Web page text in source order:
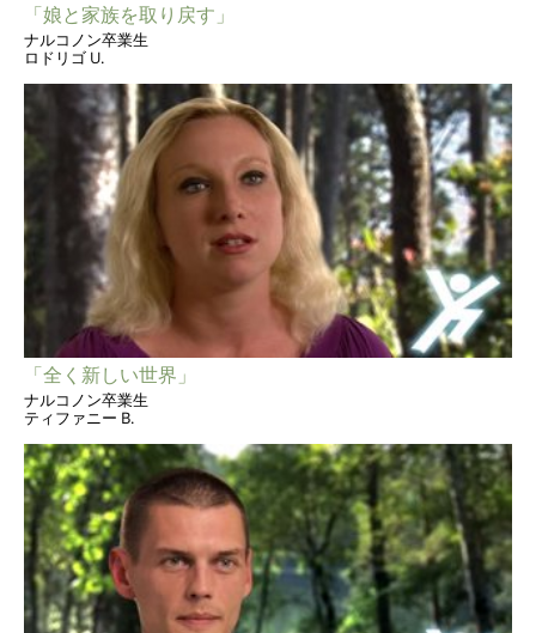
「娘と家族を取り戻す」
ナルコノン卒業生
ロドリゴ U.
「全く新しい世界」
ナルコノン卒業生
ティファニー B.